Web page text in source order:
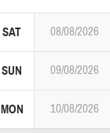
SAT 08/08/2026
SUN 09/08/2026
MON 10/08/2026